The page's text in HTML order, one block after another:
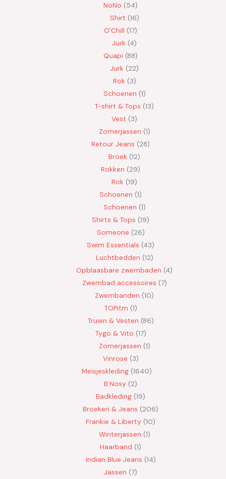
NoNo
54
Shirt 16
O'Chill 17
Jurk 4
Quapi 88
Jurk
22
Rok 3
Schoenen 1
T-shirt & Tops 13
Vest
3
Zomerjassen 1
Retour Jeans
28
Broek 12
Rokken
29
Rok 19
Schoenen 1
Schoenen 1
Shirts & Tops 19
Someone 26
Swim Essentials 43
Luchtbedden 12
Opblaasbare zwembaden 4
Zwembad accessoires 7
Zwembanden 10
TOPitm 1
Truien & Vesten 86
Tygo & Vito 17
Zomerjassen 1
Vinrose 3
Meisjeskleding 1640
B.Nosy
2
Badkleding 19
Broeken & Jeans
206
Frankie & Liberty 10
Winterjassen 1
Haarband 1
Indian Blue Jeans 14
Jassen 7